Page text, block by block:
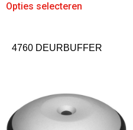
Opties selecteren
4760 DEURBUFFER